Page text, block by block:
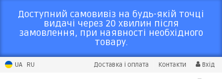
Доступний самовивіз на будь-якій точці
видачі через 20 хвилин після
замовлення, при наявності необхідного
товару.
UA RU Доставка і оплата Контакти Вхід